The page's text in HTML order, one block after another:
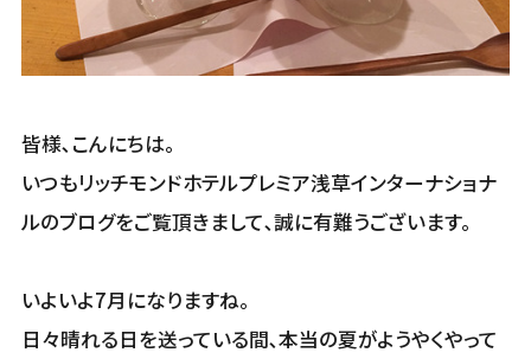
皆様､こんにちは。
いつもリッチモンドホテルプレミア浅草インターナショナ
ルのブログをご覧頂きまして､誠に有難うございます。
いよいよ7月になりますね。
日々晴れる日を送っている間､本当の夏がようやくやって